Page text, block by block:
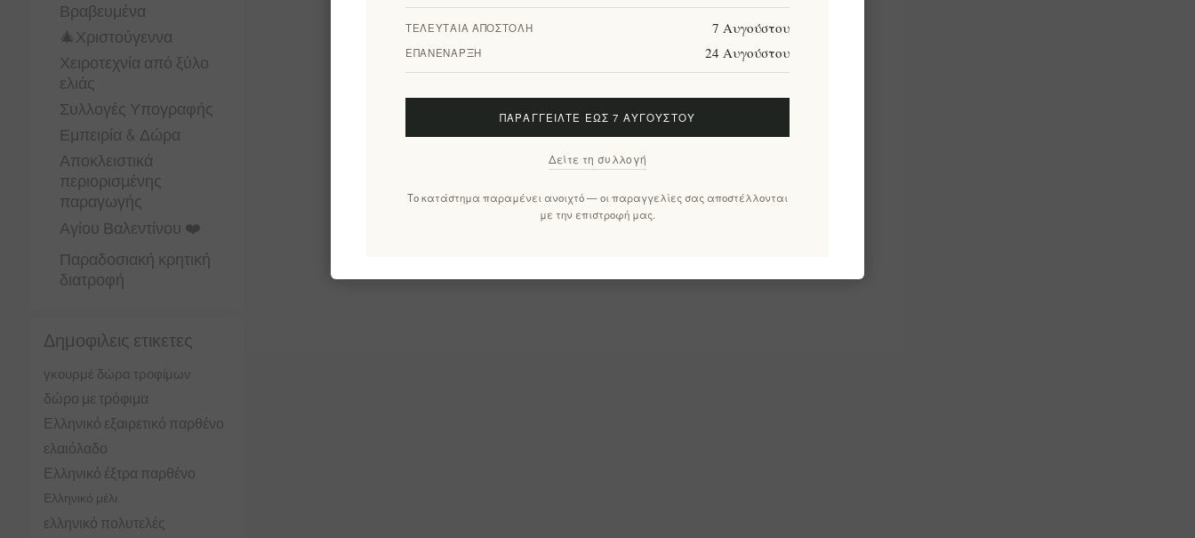
Βραβευμένα
🎄Χριστούγεννα
Χειροτεχνία από ξύλο
ελιάς
Συλλογές Υπογραφής
Εμπειρία & Δώρα
Αποκλειστικά
περιορισμένης
παραγωγής
Αγίου Βαλεντίνου ❤️
Παραδοσιακή κρητική
διατροφή
Δημοφιλεις ετικετες
γκουρμέ δώρα τροφίμων
δώρο με τρόφιμα
Ελληνικό εξαιρετικό παρθένο
ελαιόλαδο
Ελληνικό έξτρα παρθένο
Ελληνικό μέλι
ελληνικό πολυτελές
ΤΕΛΕΥΤΑΊΑ ΑΠΟΣΤΟΛΉ 7 Αυγούστου
ΕΠΑΝΈΝΑΡΞΗ 24 Αυγούστου
ΠΑΡΑΓΓΕΊΛΤΕ ΈΩΣ 7 ΑΥΓΟΎΣΤΟΥ
Δείτε τη συλλογή
Το κατάστημα παραμένει ανοιχτό — οι παραγγελίες σας αποστέλλονται
με την επιστροφή μας.